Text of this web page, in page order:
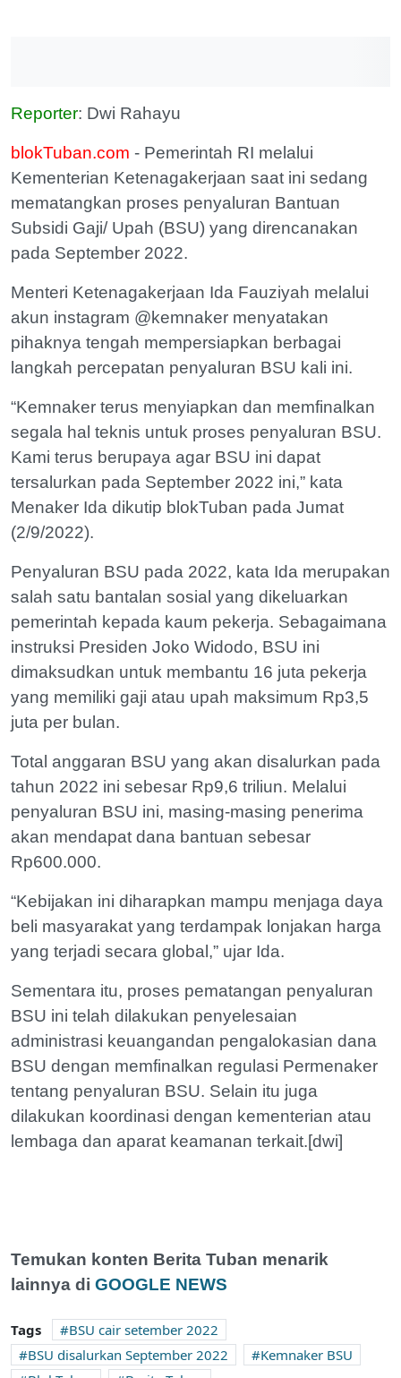
Reporter: Dwi Rahayu
blokTuban.com - Pemerintah RI melalui
Kementerian Ketenagakerjaan saat ini sedang
mematangkan proses penyaluran Bantuan
Subsidi Gaji/ Upah (BSU) yang direncanakan
pada September 2022.
Menteri Ketenagakerjaan Ida Fauziyah melalui
akun instagram @kemnaker menyatakan
pihaknya tengah mempersiapkan berbagai
langkah percepatan penyaluran BSU kali ini.
“Kemnaker terus menyiapkan dan memfinalkan
segala hal teknis untuk proses penyaluran BSU.
Kami terus berupaya agar BSU ini dapat
tersalurkan pada September 2022 ini,” kata
Menaker Ida dikutip blokTuban pada Jumat
(2/9/2022).
Penyaluran BSU pada 2022, kata Ida merupakan
salah satu bantalan sosial yang dikeluarkan
pemerintah kepada kaum pekerja. Sebagaimana
instruksi Presiden Joko Widodo, BSU ini
dimaksudkan untuk membantu 16 juta pekerja
yang memiliki gaji atau upah maksimum Rp3,5
juta per bulan.
Total anggaran BSU yang akan disalurkan pada
tahun 2022 ini sebesar Rp9,6 triliun. Melalui
penyaluran BSU ini, masing-masing penerima
akan mendapat dana bantuan sebesar
Rp600.000.
“Kebijakan ini diharapkan mampu menjaga daya
beli masyarakat yang terdampak lonjakan harga
yang terjadi secara global,” ujar Ida.
Sementara itu, proses pematangan penyaluran
BSU ini telah dilakukan penyelesaian
administrasi keuangandan pengalokasian dana
BSU dengan memfinalkan regulasi Permenaker
tentang penyaluran BSU. Selain itu juga
dilakukan koordinasi dengan kementerian atau
lembaga dan aparat keamanan terkait.[dwi]
Temukan konten Berita Tuban menarik
lainnya di GOOGLE NEWS
Tags
BSU cair setember 2022
BSU disalurkan September 2022
Kemnaker BSU